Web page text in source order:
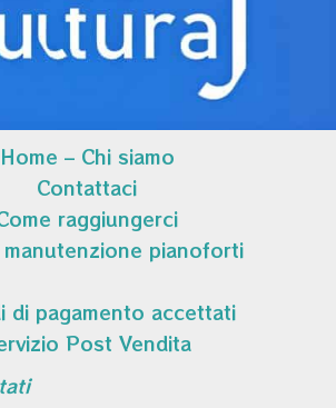
Home – Chi siamo
Contattaci
raggiungerci
pianoforti
di pagamento accettati
Post Vendita